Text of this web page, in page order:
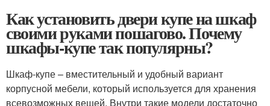
Как установить двери купе на шкаф
своими руками пошагово. Почему
шкафы-купе так популярны?
Шкаф-купе – вместительный и удобный вариант
корпусной мебели, который используется для хранения
всевозможных вещей. Внутри такие модели достаточно